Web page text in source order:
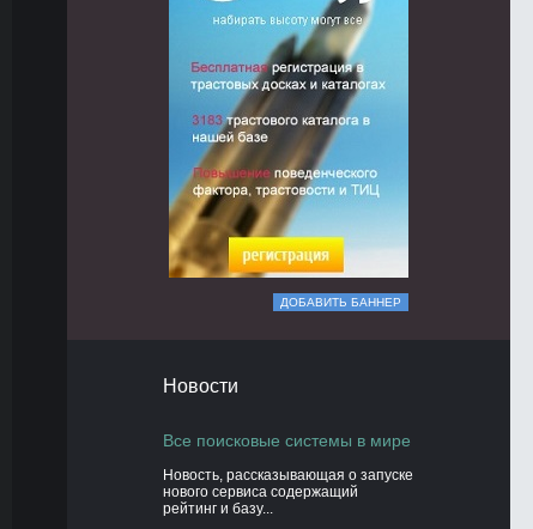
ДОБАВИТЬ БАННЕР
Новости
Все поисковые системы в мире
Новость, рассказывающая о запуске
нового сервиса содержащий
рейтинг и базу...